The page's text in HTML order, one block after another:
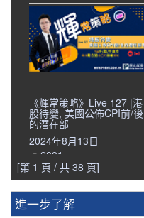
《輝常策略》Live 127 |港
股待變, 美國公佈CPI前/後
的潛在部
2024年8月13日
2881
[第 1 頁 / 共 38 頁]
進一步了解